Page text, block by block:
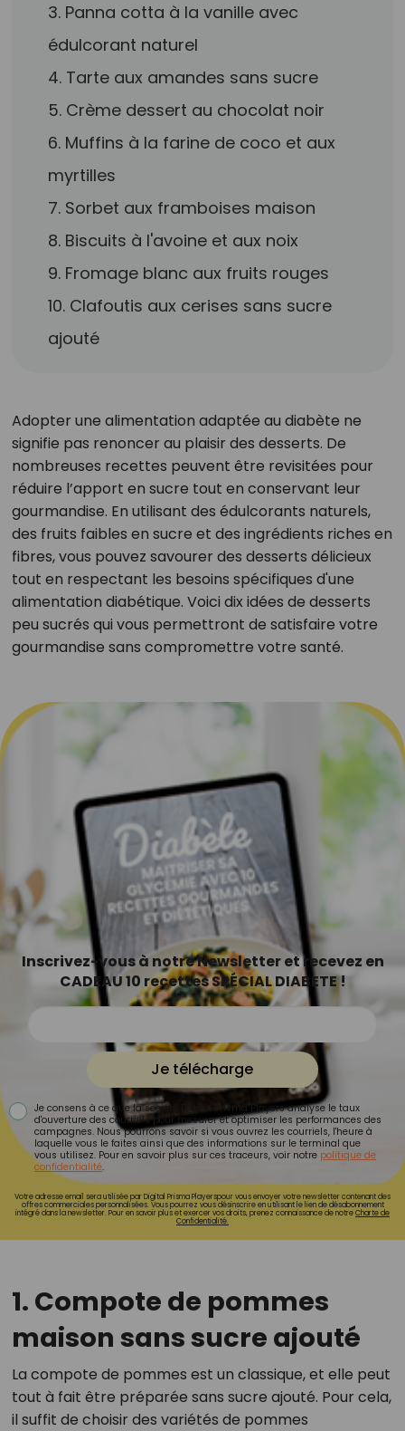
3. Panna cotta à la vanille avec
édulcorant naturel
4. Tarte aux amandes sans sucre
5. Crème dessert au chocolat noir
6. Muffins à la farine de coco et aux
myrtilles
7. Sorbet aux framboises maison
8. Biscuits à l'avoine et aux noix
9. Fromage blanc aux fruits rouges
10. Clafoutis aux cerises sans sucre
ajouté
Adopter une alimentation adaptée au diabète ne
signifie pas renoncer au plaisir des desserts. De
nombreuses recettes peuvent être revisitées pour
réduire l’apport en sucre tout en conservant leur
gourmandise. En utilisant des édulcorants naturels,
des fruits faibles en sucre et des ingrédients riches en
fibres, vous pouvez savourer des desserts délicieux
tout en respectant les besoins spécifiques d'une
alimentation diabétique. Voici dix idées de desserts
peu sucrés qui vous permettront de satisfaire votre
gourmandise sans compromettre votre santé.
Inscrivez-vous à notre Newsletter et recevez en
CADEAU 10 recettes SPÉCIAL DIABETE !
Je télécharge
Je consens à ce que la société Digital Prisma Players analyse le taux
d'ouverture des courriels pour mesurer et optimiser les performances des
campagnes. Nous pourrons savoir si vous ouvrez les courriels, l'heure à
laquelle vous le faites ainsi que des informations sur le terminal que
vous utilisez. Pour en savoir plus sur ces traceurs, voir notre politique de
confidentialité.
Votre adresse email sera utilisée par Digital Prisma Playerspour vous envoyer votre newsletter contenant des
offres commerciales personnalisées. Vous pourrez vous désinscrire en utilisant le lien de désabonnement
intégré dans la newsletter. Pour en savoir plus et exercer vos droits, prenez connaissance de notreCharte de
Confidentialité.
1. Compote de pommes
maison sans sucre ajouté
La compote de pommes est un classique, et elle peut
tout à fait être préparée sans sucre ajouté. Pour cela,
il suffit de choisir des variétés de pommes